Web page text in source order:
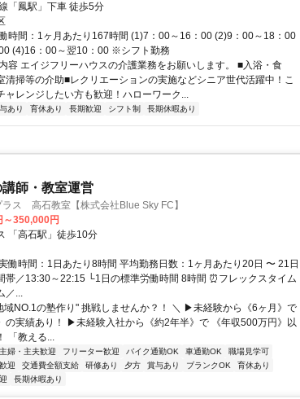
「鳳駅」下車 徒歩5分
時間：1ヶ月あたり167時間 (1)7：00～16：00 (2)9：00～18：00
(4)16：00～翌10：00 ※シフト勤務
容 エイジフリーハウスの介護業務をお願いします。 ■入浴・食
清掃等の介助■レクリエーションの実施などシニア世代活躍中！こ
ャレンジしたい方も歓迎！ハローワーク...
あり 育休あり 長期歓迎 シフト制 長期休暇あり
師・教室運営
ス 高石教室【株式会社Blue Sky FC】
～350,000円
「高石駅」徒歩10分
働時間：1日あたり8時間 平均勤務日数：1ヶ月あたり20日 〜 21日
帯／13:30～22:15 └1日の標準労働時間 8時間 ⏰フレックスタイム
／...
域NO.1の塾作り" 挑戦しませんか？！ ＼ ▶未経験から《6ヶ月》で
の実績あり！ ▶未経験入社から《約2年半》で 《年収500万円》以
「教える...
主婦・主夫歓迎 フリーター歓迎 バイク通勤OK 車通勤OK
職場見学可
迎 交通費全額支給 研修あり 夕方 賞与あり ブランクOK
育休あり
長期休暇あり